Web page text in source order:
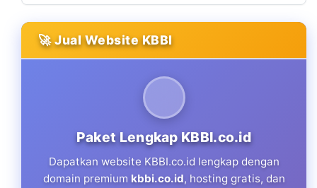
🚀 Jual Website KBBI
Paket Lengkap KBBI.co.id
Dapatkan website KBBI.co.id lengkap dengan
domain premium kbbi.co.id, hosting gratis, dan